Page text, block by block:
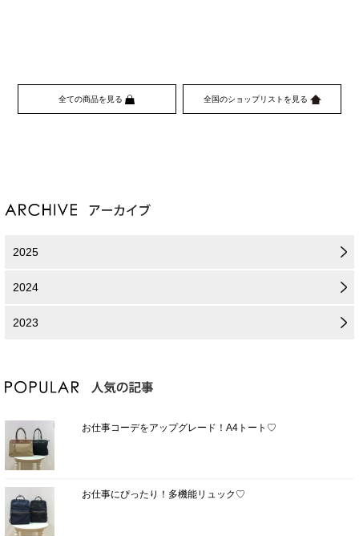
全ての商品を見る 全国のショップリストを見る
2025
2024
2023
お仕事コーデをアップグレード！A4トート♡
お仕事にぴったり！多機能リュック♡